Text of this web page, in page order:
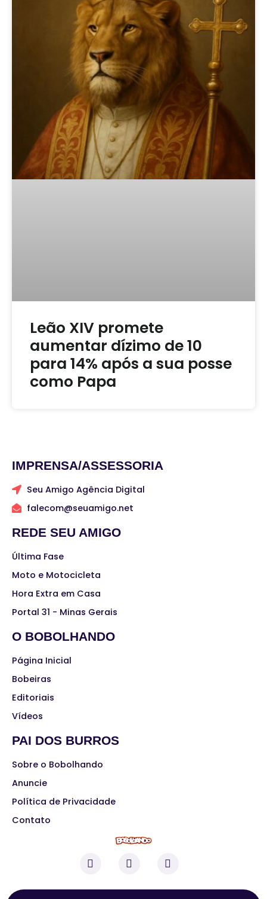
Leão XIV promete
aumentar dízimo de 10
para 14% após a sua posse
como Papa
IMPRENSA/ASSESSORIA
Seu Amigo Agência Digital
falecom@seuamigo.net
REDE SEU AMIGO
Última Fase
Moto e Motocicleta
Hora Extra em Casa
Portal 31 - Minas Gerais
O BOBOLHANDO
Página Inicial
Bobeiras
Editoriais
Vídeos
PAI DOS BURROS
Sobre o Bobolhando
Anuncie
Política de Privacidade
Contato